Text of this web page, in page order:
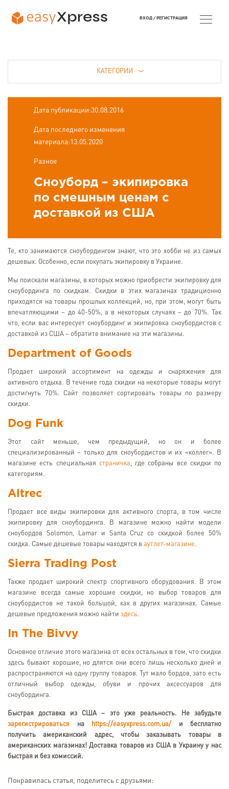
КАТЕГОРИИ
Дата публикации:30.08.2016
Дата последнего изменения
материала:13.05.2020
Разное
Сноуборд – экипировка
по смешным ценам с
доставкой из США
Те, кто занимаются сноубордингом знают, что это хобби не из самых
дешевых. Особенно, если покупать экипировку в Украине.
Мы поискали магазины, в которых можно приобрести экипировку для
сноубординга по скидкам. Скидки в этих магазинах традиционно
приходятся на товары прошлых коллекций, но, при этом, могут быть
впечатляющими – до 40-50%, а в некоторых случаях – до 70%. Так
что, если вас интересует сноубординг и экипировка сноубордистов с
доставкой из США – обратите внимание на эти магазины.
Department of Goods
Продает широкий ассортимент на одежды и снаряжения для
активного отдыха. В течение года скидки на некоторые товары могут
достигнуть 70%. Сайт позволяет сортировать товары по размеру
скидки.
Dog Funk
Этот сайт меньше, чем предыдущий, но он и более
специализированный – только для сноубордистов и их «коллег». В
магазине есть специальная страничка, где собраны все скидки по
категориям.
Altrec
Продает все виды экипировки для активного спорта, в том числе
экипировку для сноубординга. В магазине можно найти модели
сноубордов Solomon, Lamar и Santa Cruz со скидкой более 50%
скидка. Самые дешевые товары находятся в аутлет-магазине.
Sierra Trading Post
Также продает широкий спектр спортивного оборудования. В этом
магазине всегда самые хорошие скидки, но выбор товаров для
сноубордистов не такой большой, как в других магазинах. Самые
дешевые предложения можно найти здесь.
In The Bivvy
Основное отличие этого магазина от всех остальных в том, что скидки
здесь бывают хорошие, но длятся они всего лишь несколько дней и
распространяются на одну группу товаров. Тут мало бордов, зато есть
отличный выбор одежды, обуви и прочих аксессуаров для
сноубординга.
Быстрая доставка из США – это уже реальность. Не забудьте
зарегистрироваться на https://easyxpress.com.ua/ и бесплатно
получить американский адрес, чтобы заказывать товары в
американских магазинах! Доставка товаров из США в Украину у нас
быстрая и без комиссий.
Понравилась статья, поделитесь с друзьями:
ВХОД / РЕГИСТРАЦИЯ